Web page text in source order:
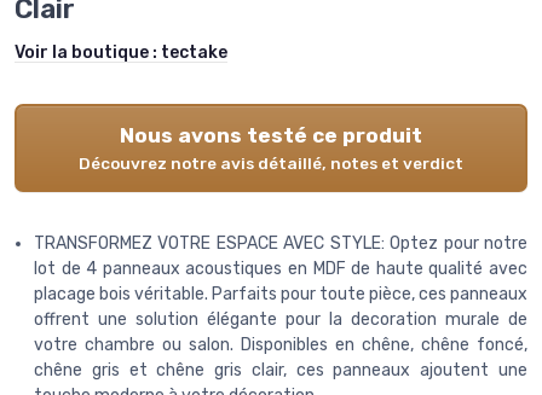
Clair
Voir la boutique : tectake
Nous avons testé ce produit
Découvrez notre avis détaillé, notes et verdict
TRANSFORMEZ VOTRE ESPACE AVEC STYLE: Optez pour notre
lot de 4 panneaux acoustiques en MDF de haute qualité avec
placage bois véritable. Parfaits pour toute pièce, ces panneaux
offrent une solution élégante pour la decoration murale de
votre chambre ou salon. Disponibles en chêne, chêne foncé,
chêne gris et chêne gris clair, ces panneaux ajoutent une